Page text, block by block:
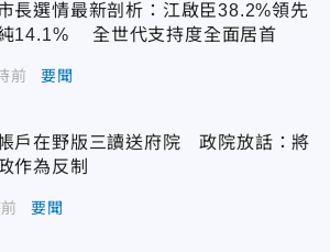
長選情最新剖析：江啟臣38.2%領先
14.1% 全世代支持度全面居首
前 要聞
戶在野版三讀送府院 政院放話：將
作為反制
要聞